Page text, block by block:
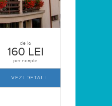
de la
160 LEI
per noapte
VEZI DETALII